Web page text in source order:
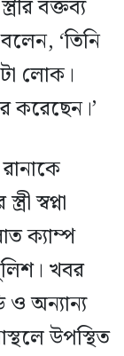
বক্তব্য
‘তিনি
লোক।
করেছেন।’
স্বপ্না
ক্যাম্প
খবর
ও অন্যান্য
উপস্থিত